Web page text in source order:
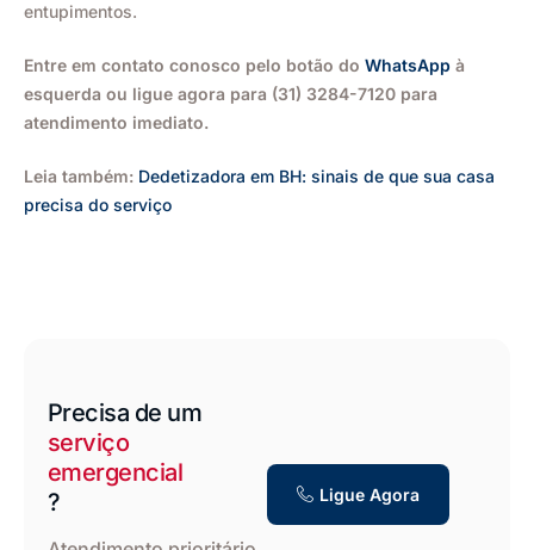
entupimentos.
Entre em contato conosco pelo botão do WhatsApp à
esquerda ou ligue agora para (31) 3284-7120 para
atendimento imediato.
Leia também: Dedetizadora em BH: sinais de que sua casa
precisa do serviço
Precisa de um
serviço
emergencial
?
Ligue Agora